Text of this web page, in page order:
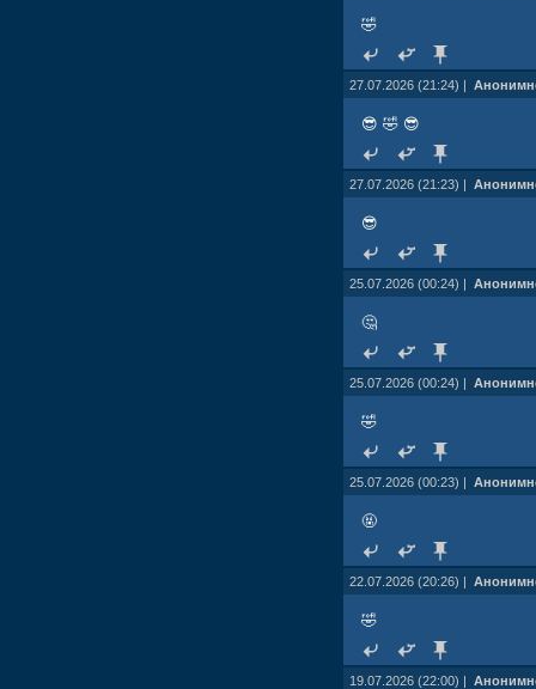
🤣
27.07.2026 (21:24) |
😎 🤣 😎
27.07.2026 (21:23) |
😎
25.07.2026 (00:24) |
🤔
25.07.2026 (00:24) |
🤣
25.07.2026 (00:23) |
🤬
22.07.2026 (20:26) |
🤣
19.07.2026 (22:00) |